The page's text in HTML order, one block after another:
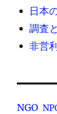
日本
調査
非営
NGO